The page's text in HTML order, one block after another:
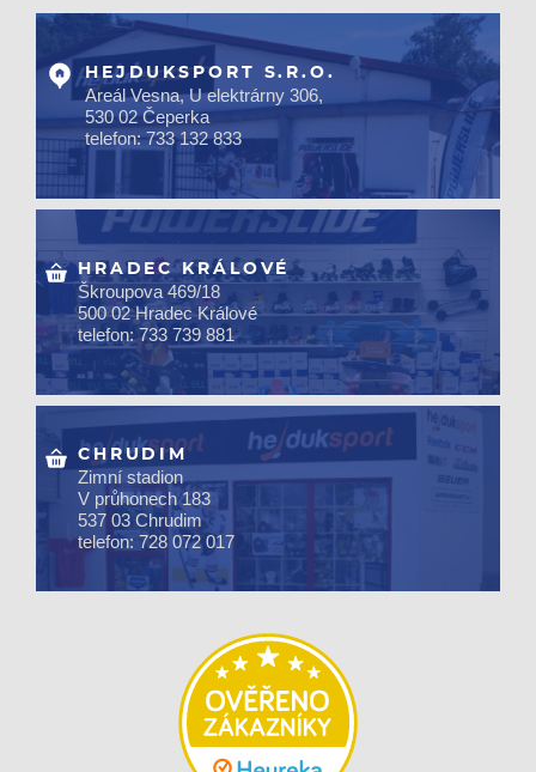
HEJDUKSPORT S.R.O.
Areál Vesna, U elektrárny 306,
530 02 Čeperka
telefon: 733 132 833
HRADEC KRÁLOVÉ
Škroupova 469/18
500 02 Hradec Králové
telefon: 733 739 881
CHRUDIM
Zimní stadion
V průhonech 183
537 03 Chrudim
telefon: 728 072 017